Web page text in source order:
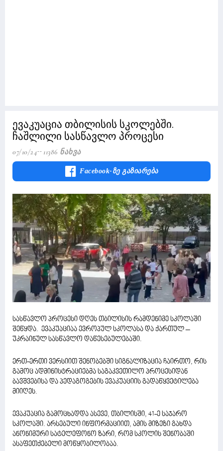
ევაკუაცია თბილისის სკოლებში.
ჩაშლილი სასწავლო პროცესი
07/10/24 11386 Ნახვა
Facebook-Ზე Გაზიარება
სასწავლო პროცესი დღეს თბილისის რამდენიმე სკოლაში
შეწყდა. ევაკუაციაა ევროპულ სკოლასა და ქართულ –
უკრაინულ სასწავლო დაწესებულებაში.
ერთ-ერთი ვერსიით შენობებში სიგნალიზაცია ჩაირთო, რის
გამოც ადმინისტრაციებმა საგაკვეთილო პროცესიდან
ბავშვებისა და პედაგოგების ევაკუაციის გადაწყვეტილება
მიიღეს.
ევაკუაცია გამოცხადდა ასევე, თბილისში, 41-ე საჯარო
სკოლაში. არსებული ინფორმაციით, ამის მიზეზი გახდა
ანონიმური სატელეფონო ზარი, რომ სკოლის შენობაში
ასაფეთქებელი მოწყობილობაა.